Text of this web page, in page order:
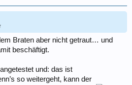
Braten aber nicht getraut… und
beschäftigt.
und: das ist
so weitergeht, kann der